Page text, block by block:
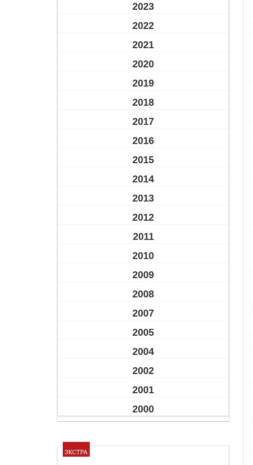
2023
2022
2021
2020
2019
2018
2017
2016
2015
2014
2013
2012
2011
2010
2009
2008
2007
2005
2004
2002
2001
2000
ЭКСТРА